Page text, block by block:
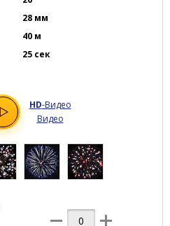
28 мм
40 м
25 сек
HD-Видео
Видео